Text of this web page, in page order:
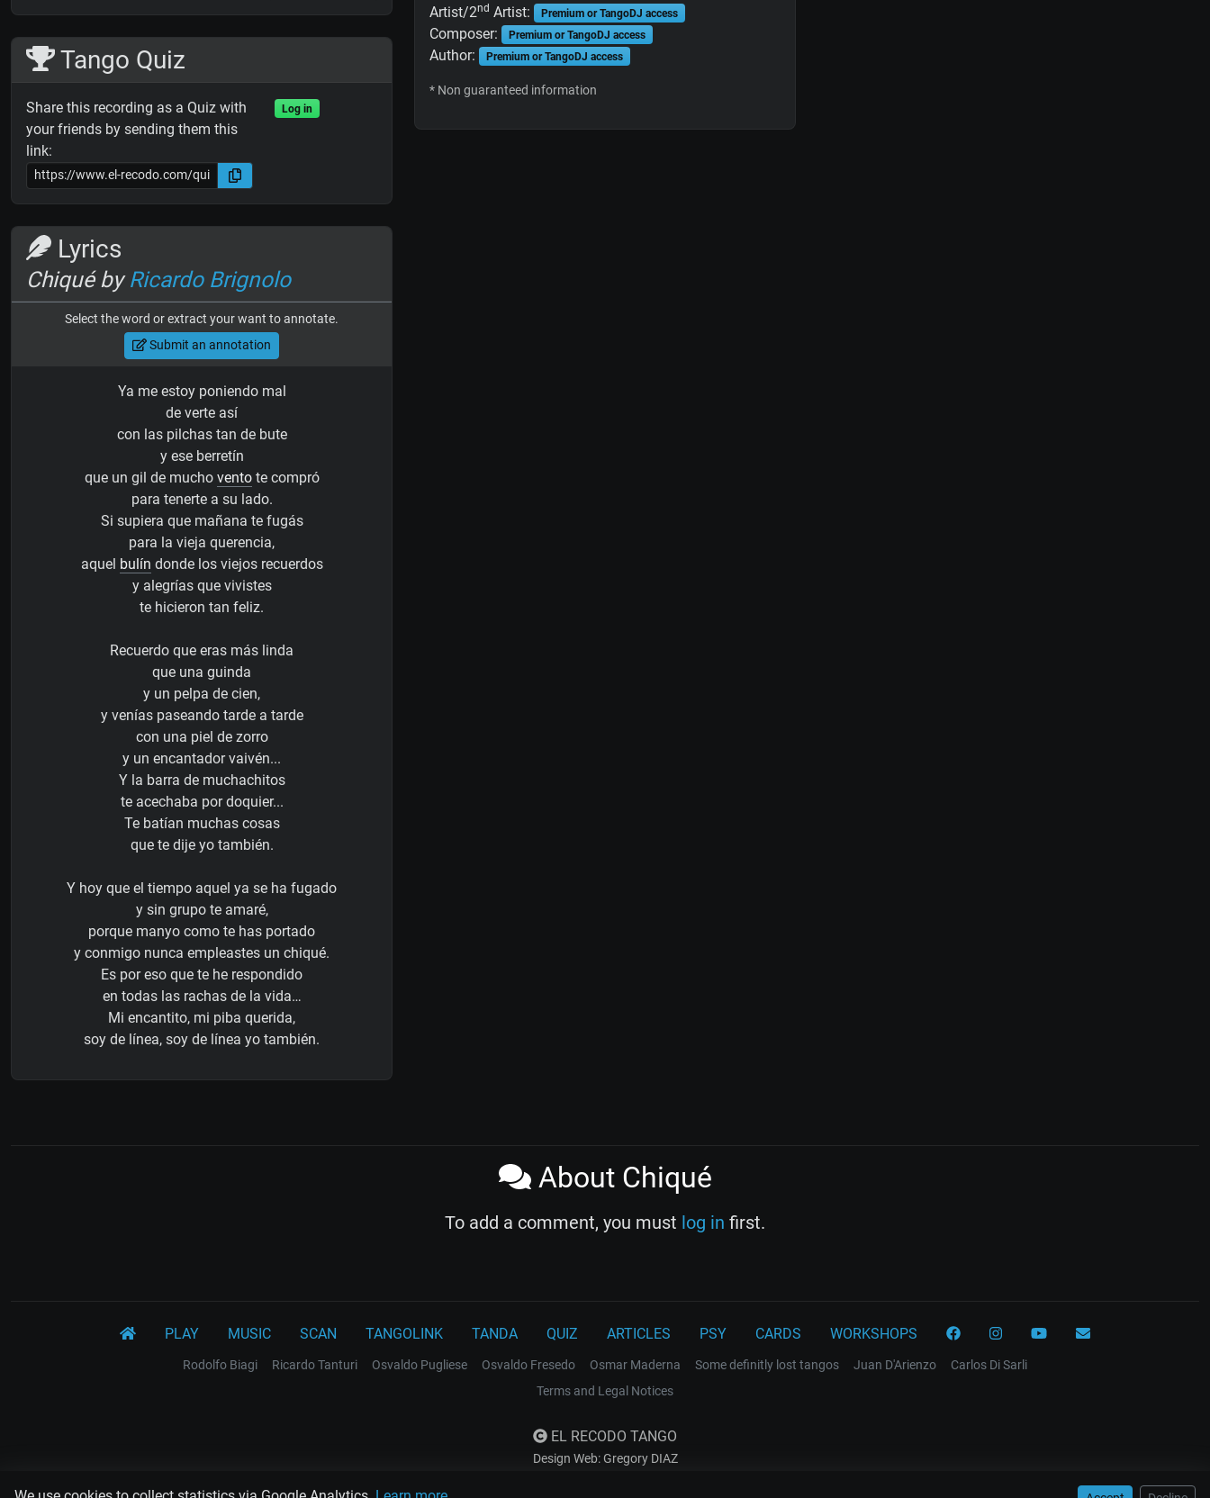
Tango Quiz
Share this recording as a Quiz with
your friends by sending them this
link:
Log in
Lyrics
Chiqué byRicardo Brignolo
Select the word or extract your want to annotate.
Submit an annotation
Ya me estoy poniendo mal
de verte así
con las pilchas tan de bute
y ese berretín
que un gil de mucho ventote compró
para tenerte a su lado.
Si supiera que mañana te fugás
para la vieja querencia,
aquel bulín donde los viejos recuerdos
y alegrías que vivistes
te hicieron tan feliz.
Recuerdo que eras más linda
que una guinda
y un pelpa de cien,
y venías paseando tarde a tarde
con una piel de zorro
y un encantador vaivén...
Y la barra de muchachitos
te acechaba por doquier...
Te batían muchas cosas
que te dije yo también.
Y hoy que el tiempo aquel ya se ha fugado
y sin grupo te amaré,
porque manyo como te has portado
y conmigo nunca empleastes un chiqué.
Es por eso que te he respondido
en todas las rachas de la vida…
Mi encantito, mi piba querida,
soy de línea, soy de línea yo también.
Artist/2nd Artist: Premium or TangoDJ access
Composer: Premium or TangoDJ access
Author: Premium or TangoDJ access
* Non guaranteed information
About Chiqué
To add a comment, you must log in first.
PLAY MUSIC SCAN TANGOLINK TANDA QUIZ ARTICLES PSY CARDS WORKSHOPS
Rodolfo Biagi Ricardo Tanturi Osvaldo Pugliese Osvaldo Fresedo Osmar Maderna Some definitly lost tangos Juan D'Arienzo
Carlos Di Sarli
Terms and Legal Notices
EL RECODO TANGO
Design Web: Gregory DIAZ